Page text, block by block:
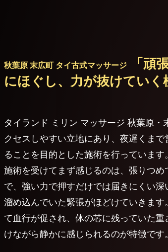
秋葉原 末広町 タイ古式マッサージ
「頑
にほぐし、力が抜けていく
タイランド ミリン マッサージ 秋葉原
クセスしやすい立地にあり、夜遅くま
ることを目的とした施術を行っています。
施術を受けてまず感じるのは、張りつ
で、強い力で押すだけでは届きにくい
溜め込んでいた緊張がほどけていきま
て血行が促され、体の芯に残っていた
けながら静かに感じられるのが特徴です。